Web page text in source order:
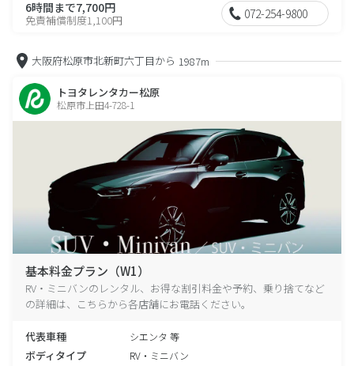
6時間まで7,700円
免責補償制度1,100円 072-254-9800
大阪府松原市北新町六丁目から 1987m
トヨタレンタカー松原
松原市上田4-728-1
基本料金プラン（W1）
RV・ミニバンのレンタル、お得な割引料金や予約、乗り捨てなど
の詳細は、こちらから各店舗にお電話ください。
代表車種 シエンタ 等
ボディタイプ RV・ミニバン